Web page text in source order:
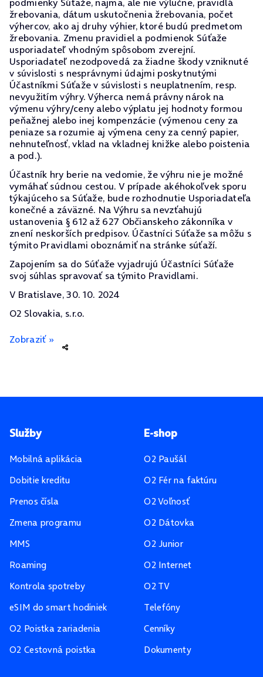
žrebovania, dátum uskutočnenia žrebovania, počet
výhercov, ako aj druhy výhier, ktoré budú predmetom
žrebovania. Zmenu pravidiel a podmienok Súťaže
usporiadateľ vhodným spôsobom zverejní.
Usporiadateľ nezodpovedá za žiadne škody vzniknuté
v súvislosti s nesprávnymi údajmi poskytnutými
Účastníkmi Súťaže v súvislosti s neuplatnením, resp.
nevyužitím výhry. Výherca nemá právny nárok na
výmenu výhry/ceny alebo výplatu jej hodnoty formou
peňažnej alebo inej kompenzácie (výmenou ceny za
peniaze sa rozumie aj výmena ceny za cenný papier,
nehnuteľnosť, vklad na vkladnej knižke alebo poistenia
a pod.).
Účastník hry berie na vedomie, že výhru nie je možné
vymáhať súdnou cestou. V prípade akéhokoľvek sporu
týkajúceho sa Súťaže, bude rozhodnutie Usporiadateľa
konečné a záväzné. Na Výhru sa nevzťahujú
ustanovenia § 612 až 627 Občianskeho zákonníka v
znení neskorších predpisov. Účastníci Súťaže sa môžu s
týmito Pravidlami oboznámiť na stránke súťaží.
Zapojením sa do Súťaže vyjadrujú Účastníci Súťaže
svoj súhlas spravovať sa týmito Pravidlami.
V Bratislave, 30. 10. 2024
O2 Slovakia, s.r.o.
Zobraziť »
Pätička stránky
Služby
Mobilná aplikácia
Dobitie kreditu
Prenos čísla
Zmena programu
MMS
Roaming
Kontrola spotreby
eSIM do smart hodiniek
O2 Poistka zariadenia
O2 Cestovná poistka
E-shop
O2 Paušál
O2 Fér na faktúru
O2 Voľnosť
O2 Dátovka
O2 Junior
O2 Internet
O2 TV
Telefóny
Cenníky
Dokumenty